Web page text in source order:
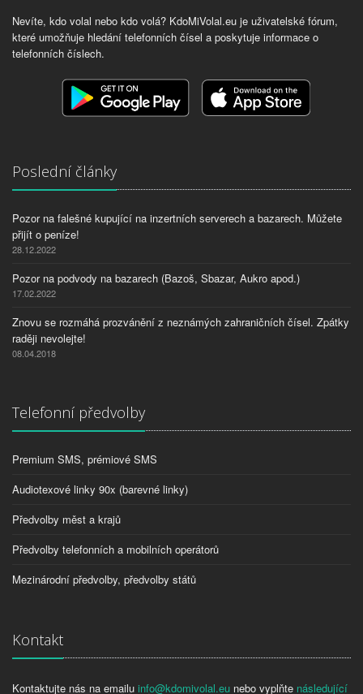
Nevíte, kdo volal nebo kdo volá? KdoMiVolal.eu je uživatelské fórum,
které umožňuje hledání telefonních čísel a poskytuje informace o
telefonních číslech.
Poslední články
Pozor na falešné kupující na inzertních serverech a bazarech. Můžete
přijít o peníze!
28.12.2022
Pozor na podvody na bazarech (Bazoš, Sbazar, Aukro apod.)
17.02.2022
Znovu se rozmáhá prozvánění z neznámých zahraničních čísel. Zpátky
raději nevolejte!
08.04.2018
Telefonní předvolby
Premium SMS, prémiové SMS
Audiotexové linky 90x (barevné linky)
Předvolby měst a krajů
Předvolby telefonních a mobilních operátorů
Mezinárodní předvolby, předvolby států
Kontakt
Kontaktujte nás na emailu info@kdomivolal.eu nebo vyplňte následující